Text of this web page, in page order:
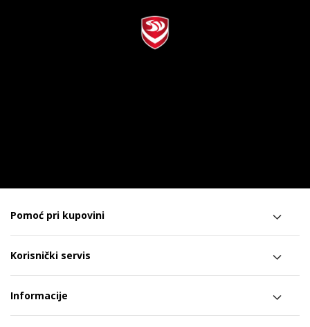
Pomoć pri kupovini
Korisnički servis
Informacije